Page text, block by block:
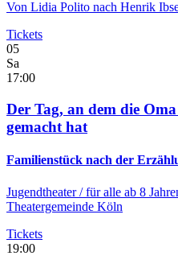
Von Lidia Polito nach Henrik
Tickets
05
Sa
17:00
Der Tag, an dem die
gemacht hat
Familienstück nach der
Jugendtheater/ für alle ab 8
Theatergemeinde Köln
Tickets
19:00